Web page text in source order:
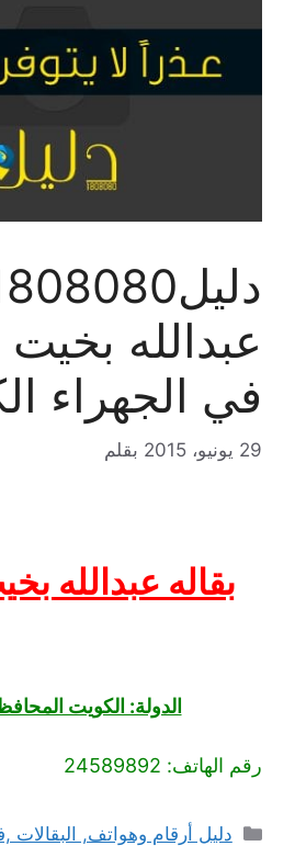
عبدالله
في الجهراء
29 يونيو، 2015 بقلم
بقاله عبدالله
الدولة: الكويت
رقم الهاتف: 24589892
التصنيفات
دليل أرقام وهواتف, البقالات